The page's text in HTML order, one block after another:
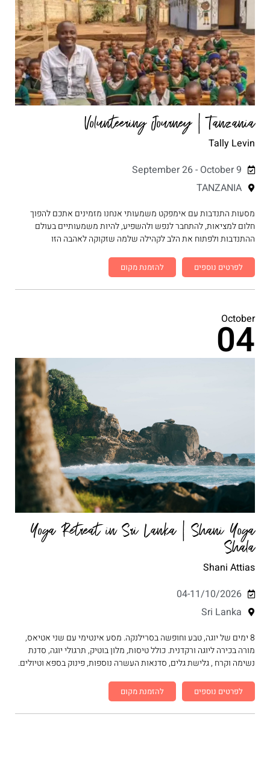
Volunteering Journey | Tanzania
Tally Levin
September 26 - October 9
TANZANIA
מסעות התנדבות עם אימפקט משמעותי אנחנו מזמינים אתכם להפוך
חלום למציאות, להתחבר לנפש ולהשפיע, להיות משמעותיים בעולם
ההתנדבות ולפתוח את הלב לקהילה שלמה שזקוקה לאהבה הזו
לפרטים נוספים להזמנת מקום
October
04
Yoga Retreat in Sri Lanka | Shani Yoga
Shala
Shani Attias
04-11/10/2026
Sri Lanka
8 ימים של יוגה, טבע וחופשה בסרילנקה. מסע אינטימי עם שני אטיאס,
מורה בכירה ליוגה ורקדנית. כולל טיסות, מלון בוטיק, תרגולי יוגה, סדנת
נשימה וקרח , גלישת גלים, סדנאות העשרה נוספות, פינוק בספא וטיולים.
לפרטים נוספים להזמנת מקום